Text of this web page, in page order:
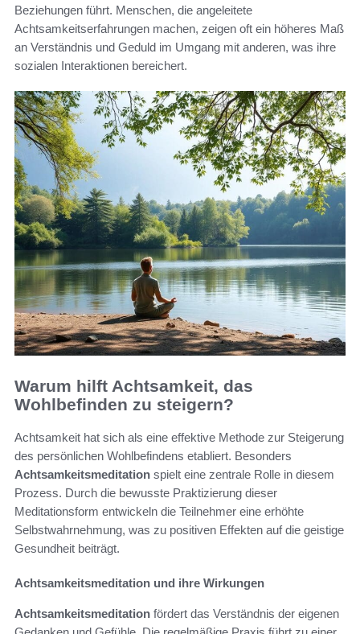
Beziehungen führt. Menschen, die angeleitete
Achtsamkeitserfahrungen machen, zeigen oft ein höheres Maß
an Verständnis und Geduld im Umgang mit anderen, was ihre
sozialen Interaktionen bereichert.
Warum hilft Achtsamkeit, das
Wohlbefinden zu steigern?
Achtsamkeit hat sich als eine effektive Methode zur Steigerung
des persönlichen Wohlbefindens etabliert. Besonders
Achtsamkeitsmeditation spielt eine zentrale Rolle in diesem
Prozess. Durch die bewusste Praktizierung dieser
Meditationsform entwickeln die Teilnehmer eine erhöhte
Selbstwahrnehmung, was zu positiven Effekten auf die geistige
Gesundheit beiträgt.
Achtsamkeitsmeditation und ihre Wirkungen
Achtsamkeitsmeditation fördert das Verständnis der eigenen